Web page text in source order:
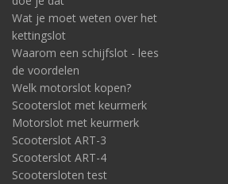
Wat je moet weten over het
kettingslot
Waarom een schijfslot - lees
de voordelen
Welk motorslot kopen?
Scooterslot met keurmerk
Motorslot met keurmerk
Scooterslot ART-3
Scooterslot ART-4
Scootersloten test